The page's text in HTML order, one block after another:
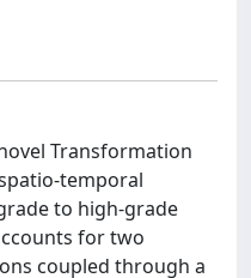
Transformation
temporal
to high-grade
for two
coupled through a